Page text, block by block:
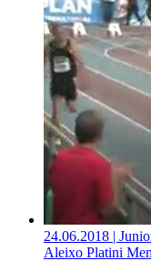
24.06.2018 |
Aleixo Platini